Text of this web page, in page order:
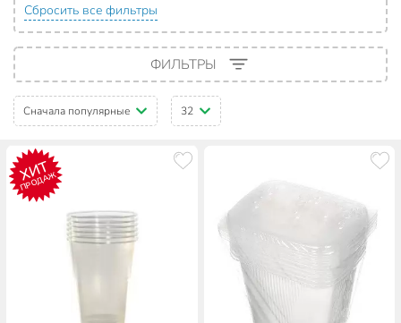
Сбросить все фильтры
ФИЛЬТРЫ
Сначала популярные 32
ХИТ
ПРОДАЖ